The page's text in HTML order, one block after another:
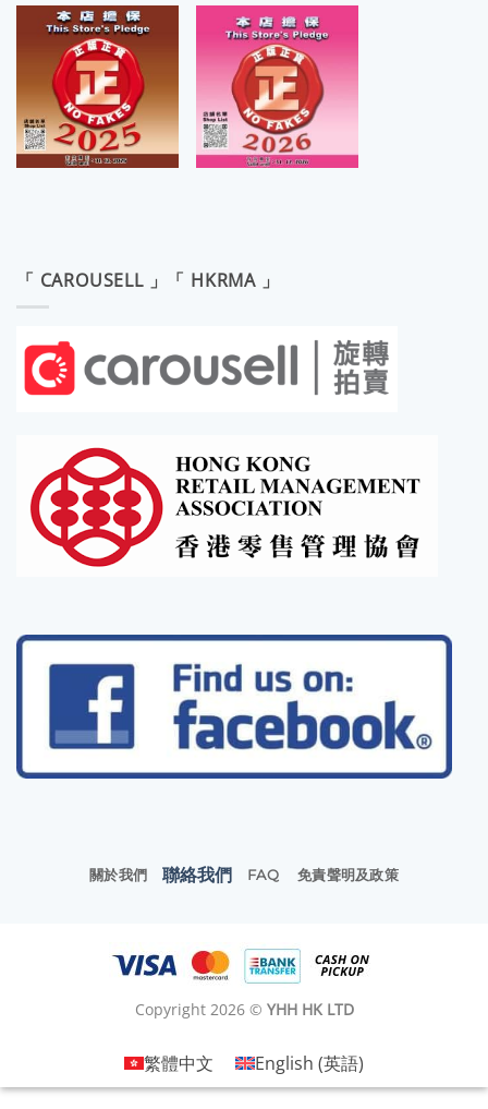
「 CAROUSELL 」「 HKRMA 」
關於我們 聯絡我們 FAQ 免責聲明及政策
Copyright 2026 © YHH HK LTD
繁體中文 English (英語)